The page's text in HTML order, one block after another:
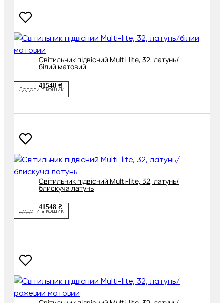
Cвітильник підвісний Multi-lite, 32, латунь/
білий матовий
41548 ₴
Додати в кошик
Cвітильник підвісний Multi-lite, 32, латунь/
блискуча латунь
41548 ₴
Додати в кошик